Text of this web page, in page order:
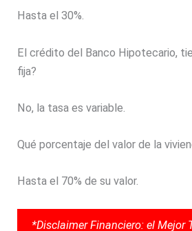
Hasta el 30%.
El crédito del Banco Hipotecario,
fija?
No, la tasa es variable.
Qué porcentaje del valor de la
Hasta el 70% de su valor.
*Disclaimer Financiero: el Mejor